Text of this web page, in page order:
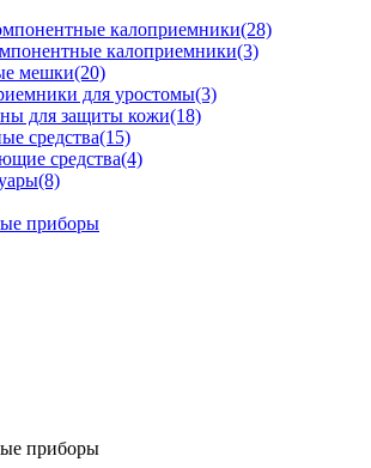
калоприемники(28)
калоприемники(3)
мешки(20)
для уростомы(3)
для защиты кожи(18)
средства(15)
средства(4)
(8)
приборы
приборы